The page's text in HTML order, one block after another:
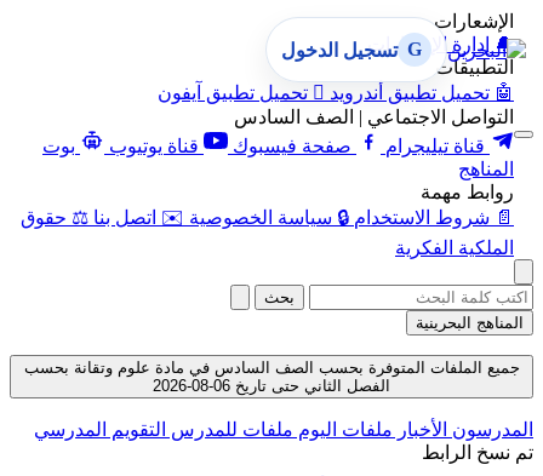
الإشعارات
🔔 إدارة الإشعارات
التطبيقات
🤖 تحميل تطبيق أندرويد  تحميل تطبيق آيفون
التواصل الاجتماعي | الصف السادس
قناة تيليجرام
صفحة فيسبوك قناة يوتيوب
بوت
المناهج
روابط مهمة
📄 شروط الاستخدام 🔒 سياسة الخصوصية ✉️ اتصل بنا ⚖️ حقوق
الملكية الفكرية
G تسجيل الدخول
بحث
المناهج البحرينية
جميع الملفات المتوفرة بحسب الصف السادس في مادة علوم وتقانة بحسب
الفصل الثاني حتى تاريخ 06-08-2026
المدرسون الأخبار ملفات اليوم ملفات للمدرس التقويم المدرسي
تم نسخ الرابط